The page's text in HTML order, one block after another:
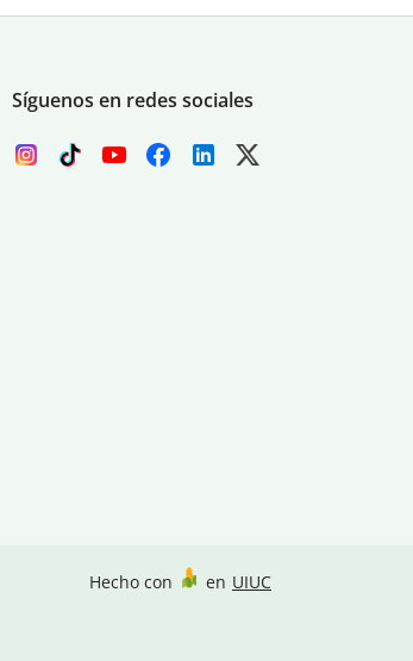
Síguenos en redes sociales
Hecho con en UIUC